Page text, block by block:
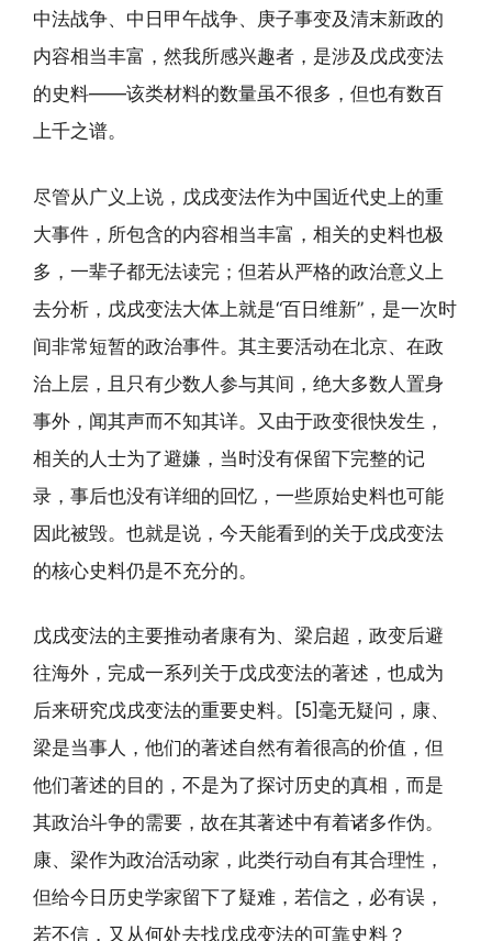
中法战争、中日甲午战争、庚子事变及清末新政的
内容相当丰富，然我所感兴趣者，是涉及戊戌变法
的史料——该类材料的数量虽不很多，但也有数百
上千之谱。
尽管从广义上说，戊戌变法作为中国近代史上的重
大事件，所包含的内容相当丰富，相关的史料也极
多，一辈子都无法读完；但若从严格的政治意义上
去分析，戊戌变法大体上就是“百日维新”，是一次时
间非常短暂的政治事件。其主要活动在北京、在政
治上层，且只有少数人参与其间，绝大多数人置身
事外，闻其声而不知其详。又由于政变很快发生，
相关的人士为了避嫌，当时没有保留下完整的记
录，事后也没有详细的回忆，一些原始史料也可能
因此被毁。也就是说，今天能看到的关于戊戌变法
的核心史料仍是不充分的。
戊戌变法的主要推动者康有为、梁启超，政变后避
往海外，完成一系列关于戊戌变法的著述，也成为
后来研究戊戌变法的重要史料。[5]毫无疑问，康、
梁是当事人，他们的著述自然有着很高的价值，但
他们著述的目的，不是为了探讨历史的真相，而是
其政治斗争的需要，故在其著述中有着诸多作伪。
康、梁作为政治活动家，此类行动自有其合理性，
但给今日历史学家留下了疑难，若信之，必有误，
若不信，又从何处去找戊戌变法的可靠史料？